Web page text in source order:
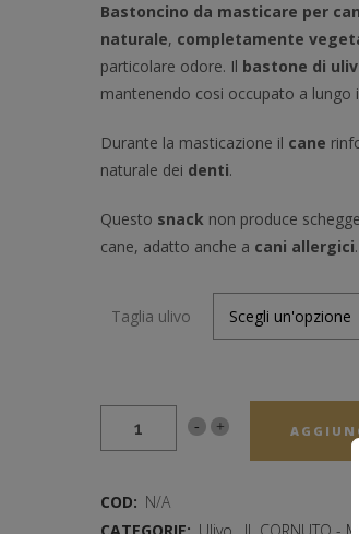
Bastoncino da masticare per
naturale, completamente
particolare odore. Il bastone di
mantenendo cosi occupato a lungo
Durante la masticazione il cane
naturale dei denti.
Questo snack non produce
cane, adatto anche a cani allergici.
Taglia ulivo
COD: N/A